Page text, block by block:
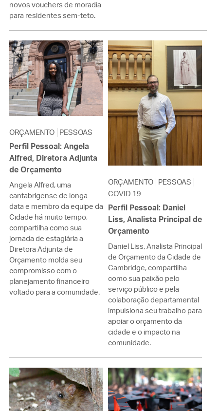
novos vouchers de moradia
para residentes sem-teto.
ORÇAMENTO PESSOAS
Perfil Pessoal: Angela
Alfred, Diretora Adjunta
de Orçamento
Angela Alfred, uma
cantabrigense de longa
data e membro da equipe da
Cidade há muito tempo,
compartilha como sua
jornada de estagiária a
Diretora Adjunta de
Orçamento molda seu
compromisso com o
planejamento financeiro
voltado para a comunidade.
ORÇAMENTO PESSOAS
COVID 19
Perfil Pessoal: Daniel
Liss, Analista Principal de
Orçamento
Daniel Liss, Analista Principal
de Orçamento da Cidade de
Cambridge, compartilha
como sua paixão pelo
serviço público e pela
colaboração departamental
impulsiona seu trabalho para
apoiar o orçamento da
cidade e o impacto na
comunidade.